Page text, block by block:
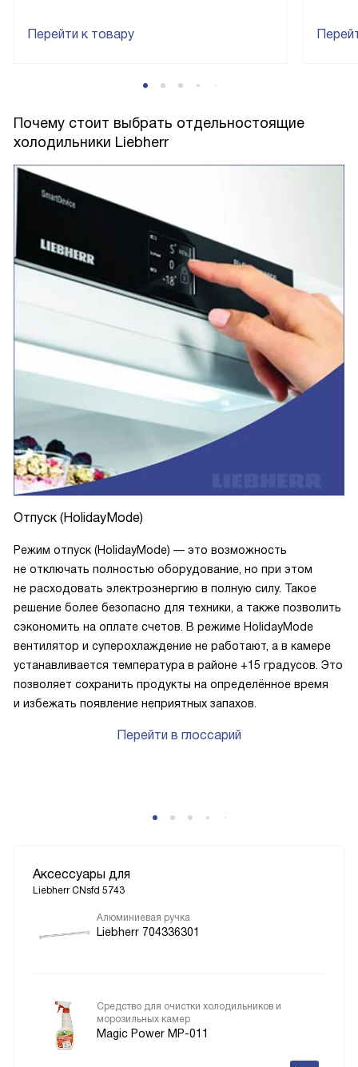
Перейти к товару
Почему стоит выбрать отдельностоящие
холодильники Liebherr
Отпуск (HolidayMode)
Режим отпуск (HolidayMode) — это возможность
не отключать полностью оборудование, но при этом
не расходовать электроэнергию в полную силу. Такое
решение более безопасно для техники, а также позволить
сэкономить на оплате счетов. В режиме HolidayMode
вентилятор и суперохлаждение не работают, а в камере
устанавливается температура в районе +15 градусов. Это
позволяет сохранить продукты на определённое время
и избежать появление неприятных запахов.
Перейти в глоссарий
Аксессуары для
Liebherr CNsfd 5743
Алюминиевая ручка
Liebherr 704336301
Средство для очистки холодильников и
морозильных камер
Magic Power MP-011